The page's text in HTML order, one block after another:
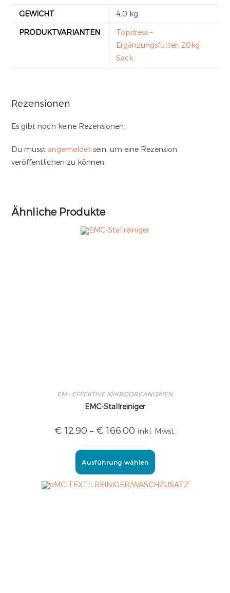
GEWICHT 4,0 kg
PRODUKTVARIANTEN
Topdress –
Ergänzungsfutter, 20kg
Sack
Rezensionen
Es gibt noch keine Rezensionen.
Du musst angemeldet sein, um eine Rezension
veröffentlichen zu können.
Ähnliche Produkte
EM - EFFEKTIVE MIKROORGANISMEN
EMC-Stallreiniger
€ 12,90 – € 166,00 inkl. Mwst.
Ausführung wählen